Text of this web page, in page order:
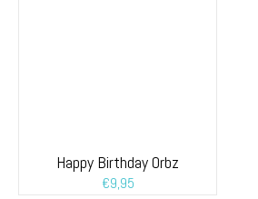
Happy Birthday Orbz
€9,95